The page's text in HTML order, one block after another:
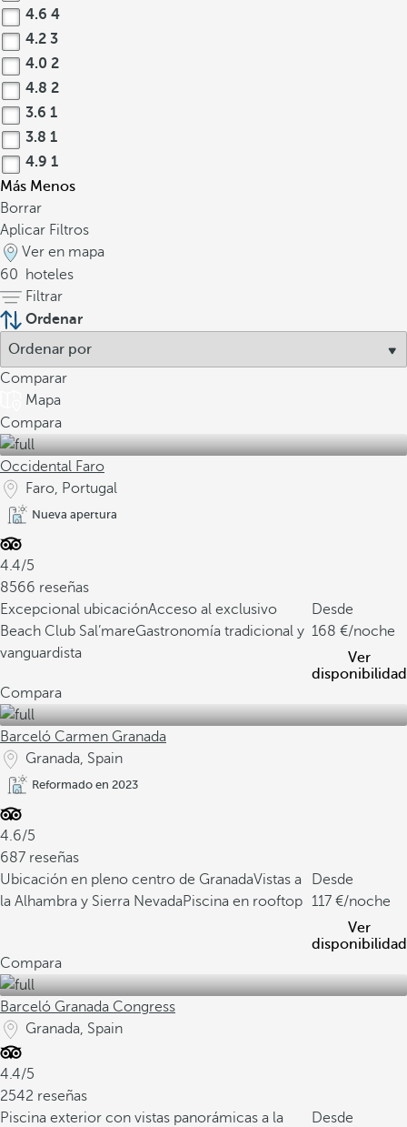
4.6 4
4.2 3
4.0 2
4.8 2
3.6 1
3.8 1
4.9 1
Más Menos
Borrar
Aplicar Filtros
Ver en mapa
60
hoteles
Filtrar
Ordenar
Comparar
Mapa
Compara
Occidental Faro
Faro, Portugal
Nueva apertura
4.4/5
8566 reseñas
Excepcional ubicaciónAcceso al exclusivo
Beach Club Sal’mareGastronomía tradicional y
vanguardista
Desde
168
/noche
Ver
disponibilidad
Compara
Barceló Carmen Granada
Granada, Spain
Reformado en 2023
4.6/5
687 reseñas
Ubicación en pleno centro de GranadaVistas a
la Alhambra y Sierra NevadaPiscina en rooftop
Desde
117
/noche
Ver
disponibilidad
Compara
Barceló Granada Congress
Granada, Spain
4.4/5
2542 reseñas
Piscina exterior con vistas panorámicas a la
Desde